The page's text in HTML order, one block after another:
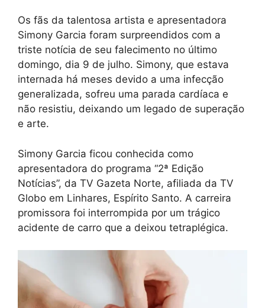
Os fãs da talentosa artista e apresentadora
Simony Garcia foram surpreendidos com a
triste notícia de seu falecimento no último
domingo, dia 9 de julho. Simony, que estava
internada há meses devido a uma infecção
generalizada, sofreu uma parada cardíaca e
não resistiu, deixando um legado de superação
e arte.
Simony Garcia ficou conhecida como
apresentadora do programa “2ª Edição
Notícias”, da TV Gazeta Norte, afiliada da TV
Globo em Linhares, Espírito Santo. A carreira
promissora foi interrompida por um trágico
acidente de carro que a deixou tetraplégica.